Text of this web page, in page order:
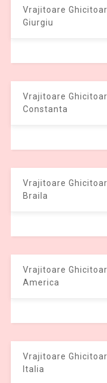
Vrajitoare
Giurgiu
Vrajitoare
Constanta
Vrajitoare
Braila
Vrajitoare
America
Vrajitoare
Italia